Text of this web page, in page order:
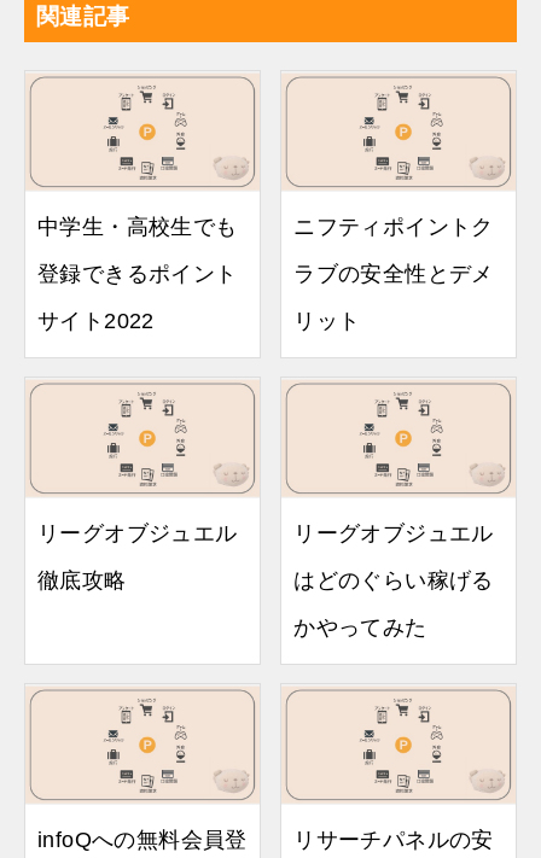
関連記事
中学生・高校生でも
登録できるポイント
サイト2022
ニフティポイントク
ラブの安全性とデメ
リット
リーグオブジュエル
徹底攻略
リーグオブジュエル
はどのぐらい稼げる
かやってみた
infoQへの無料会員登
リサーチパネルの安